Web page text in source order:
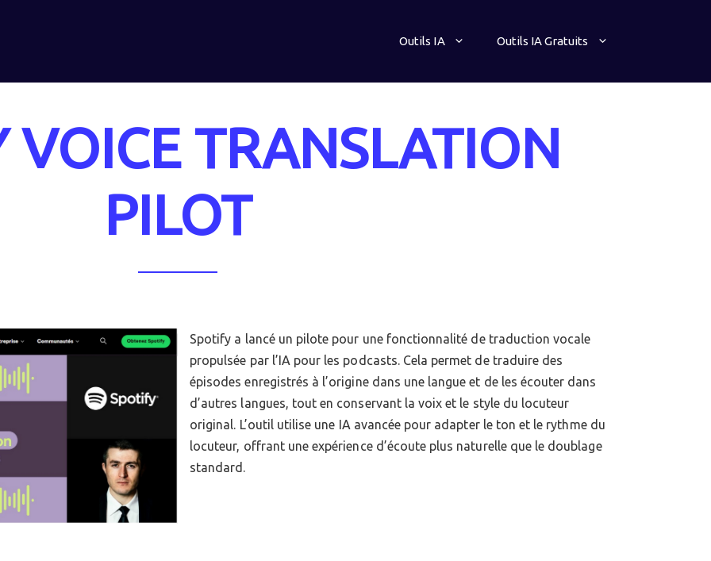
Outils IA Outils IA Gratuits
VOICE TRANSLATION
PILOT
Spotify a lancé un pilote pour une fonctionnalité de traduction vocale
propulsée par l’IA pour les podcasts. Cela permet de traduire des
épisodes enregistrés à l’origine dans une langue et de les écouter dans
d’autres langues, tout en conservant la voix et le style du locuteur
original. L’outil utilise une IA avancée pour adapter le ton et le rythme du
locuteur, offrant une expérience d’écoute plus naturelle que le doublage
standard.